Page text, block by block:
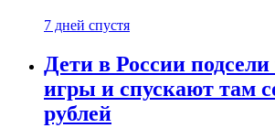
7 дней спустя
Дети в России
игры и спускают там
рублей